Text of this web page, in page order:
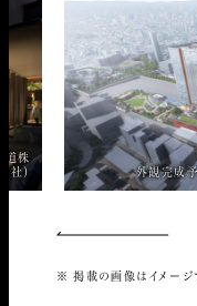
：東日本旅客鉄道株式会社）
掲載の画像はイメージ